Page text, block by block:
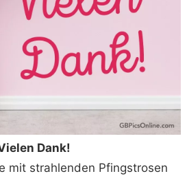
Dank!
mit strahlenden Pfingstrosen